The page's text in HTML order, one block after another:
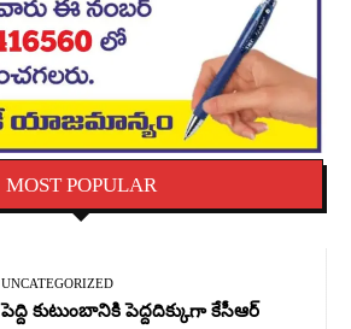
MOST POPULAR
UNCATEGORIZED
పెద్ది కుటుంబానికి పెద్దదిక్కుగా కేసీఆర్